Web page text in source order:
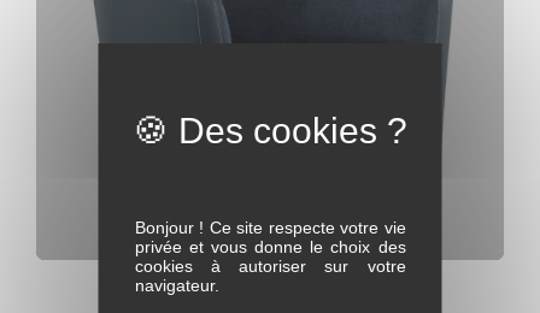
Fauteuil d'appoint pivotant Caméléon
Bonjour ! Ce site respecte votre vie
privée et vous donne le choix des
cookies à autoriser sur votre
navigateur.